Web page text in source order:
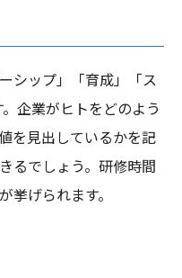
シップ」「育成」「ス
企業がヒトをどのよう
を見出しているかを記
るでしょう。研修時間
挙げられます。